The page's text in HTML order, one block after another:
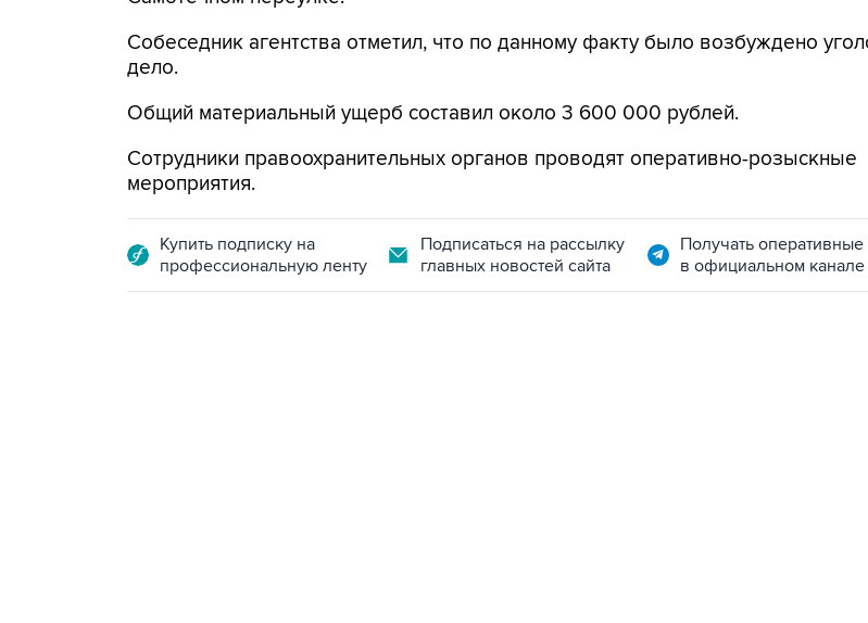
Собеседник агентства отметил, что по данному факту было возбуждено
дело.
Общий материальный ущерб составил около 3 600 000 рублей.
Сотрудники правоохранительных органов проводят оперативно-розыскные
мероприятия.
Купить подписку на
профессиональную ленту
Подписаться на рассылку
главных новостей сайта
Получать оперативные
в официальном канале